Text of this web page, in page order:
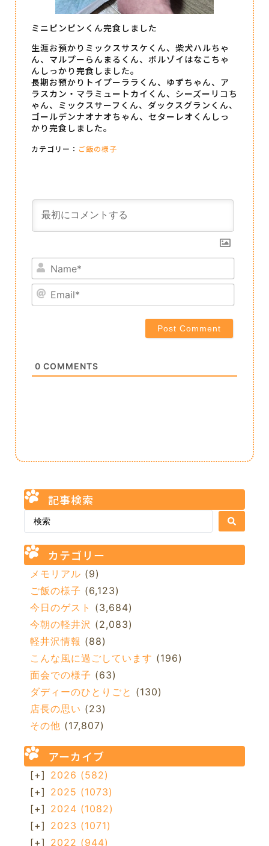
ミニピンピンくん完食しました
生涯お預かりミックスサスケくん、柴犬ハルちゃ
ん、マルプーらんまるくん、ボルゾイはなこちゃ
んしっかり完食しました。
長期お預かりトイプーララくん、ゆずちゃん、ア
ラスカン・マラミュートカイくん、シーズーリコち
ゃん、ミックスサーフくん、ダックスグランくん、
ゴールデンナオナオちゃん、セターレオくんしっ
かり完食しました。
カテゴリー： ご飯の様子
Name*
Email*
0 COMMENTS
記事検索
カテゴリー
メモリアル (9)
ご飯の様子 (6,123)
今日のゲスト (3,684)
今朝の軽井沢 (2,083)
軽井沢情報 (88)
こんな風に過ごしています (196)
面会での様子 (63)
ダディーのひとりごと (130)
店長の思い (23)
その他 (17,807)
アーカイブ
[+] 2026 (582)
[+] 2025 (1073)
[+] 2024 (1082)
[+] 2023 (1071)
[+] 2022 (944)